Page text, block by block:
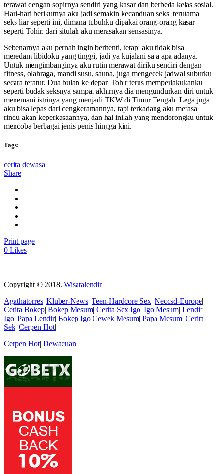
terawat dengan sopirnya sendiri yang kasar dan berbeda kelas sosial.
Hari-hari berikutnya aku jadi semakin kecanduan seks, terutama
seks liar seperti ini, dimana tubuhku dipakai orang-orang kasar
seperti Tohir, dari situlah aku merasakan sensasinya.
Sebenarnya aku pernah ingin berhenti, tetapi aku tidak bisa
meredam libidoku yang tinggi, jadi ya kujalani saja apa adanya.
Untuk mengimbanginya aku rutin merawat diriku sendiri dengan
fitness, olahraga, mandi susu, sauna, juga mengecek jadwal suburku
secara teratur. Dua bulan ke depan Tohir terus memperlakukanku
seperti budak seksnya sampai akhirnya dia mengundurkan diri untuk
menemani istrinya yang menjadi TKW di Timur Tengah. Lega juga
aku bisa lepas dari cengkeramannya, tapi terkadang aku merasa
rindu akan keperkasaannya, dan hal inilah yang mendorongku untuk
mencoba berbagai jenis penis hingga kini.
Tags:
cerita dewasa
Share
Print page
0 Likes
Copyright © 2018. Wisatalendir
Agathatorres| Kluber-News| Teen-Hardcore Sex| Neccsd-Europe|
Cerita Bokep| Bokep Mesum| Cerita Sex Igo| Igo Mesum| Lendir
Igo| Papa Lendir| Bokep Igo Cewek Mesum| Papa Mesum| Cerita
Sek| Cerpen Hot|
Cerpen Hot| Dewacuan|